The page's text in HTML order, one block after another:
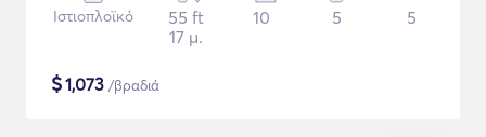
Ιστιοπλοϊκό
55 ft
17 μ.
10 5 5
$1,073 /βραδιά